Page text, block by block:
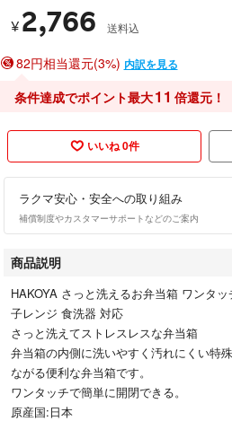
¥ 2,766 送料込
82円相当還元(3%) 内訳を見る
条件達成でポイント最大11 倍還元！
いいね 0件
ラクマ安心・安全への取り組み
補償制度やカスタマーサポートなどのご案内
商品説明
HAKOYA さっと洗えるお弁当箱 ワンタ
子レンジ 食洗器 対応
さっと洗えてストレスレスな弁当箱
弁当箱の内側に洗いやすく汚れにくい特
ながる便利な弁当箱です。
ワンタッチで簡単に開閉できる。
原産国:日本